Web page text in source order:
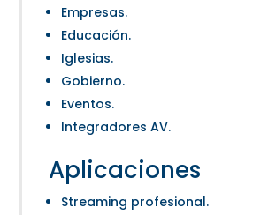
Empresas.
Educación.
Iglesias.
Gobierno.
Eventos.
Integradores AV.
Aplicaciones
Streaming profesional.